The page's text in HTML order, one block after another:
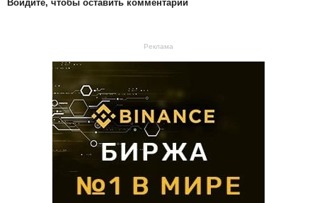
Войдите, чтобы оставить комментарий
Реклама